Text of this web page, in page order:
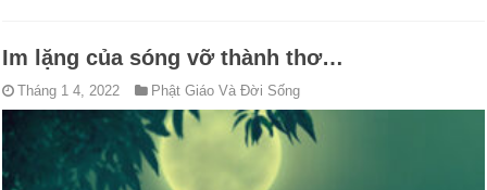
Im lặng của sóng vỡ thành thơ…
Tháng 1 4, 2022 Phật Giáo Và Đời Sống